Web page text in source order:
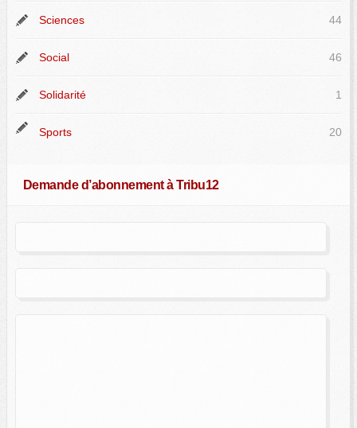
Sciences 44
Social 46
Solidarité 1
Sports 20
Demande d’abonnement à Tribu12